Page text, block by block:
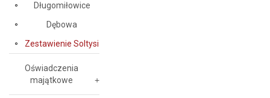
Długomiłowice
Dębowa
Zestawienie Soltysi
Oświadczenia
majątkowe